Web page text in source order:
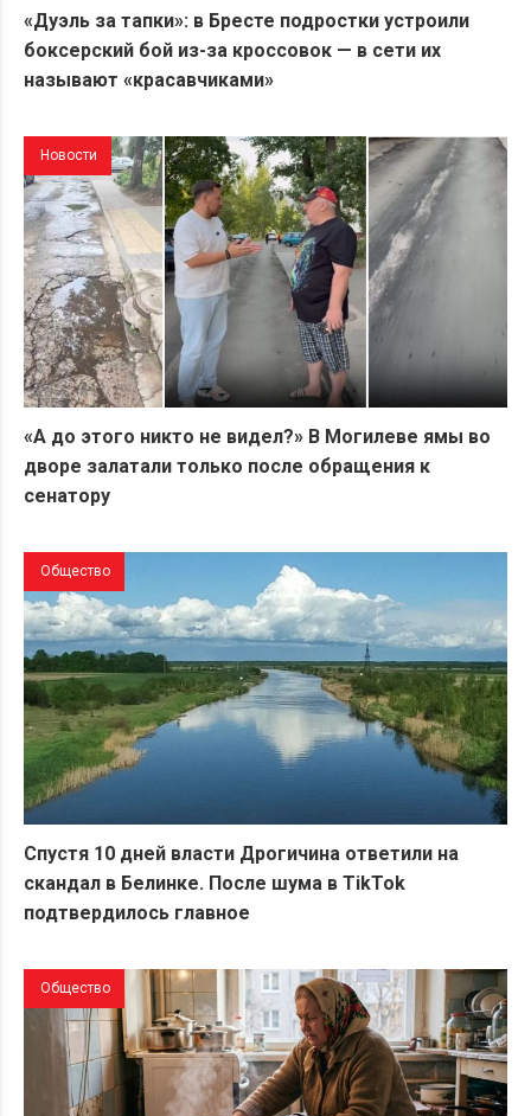
«Дуэль за тапки»: в Бресте подростки устроили
боксерский бой из-за кроссовок — в сети их
называют «красавчиками»
Новости
«А до этого никто не видел?» В Могилеве ямы во
дворе залатали только после обращения к
сенатору
Общество
Спустя 10 дней власти Дрогичина ответили на
скандал в Белинке. После шума в TikTok
подтвердилось главное
Общество